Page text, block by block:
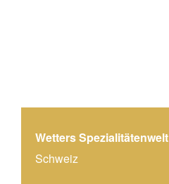
Wetters Spezialitätenwelt
Schweiz